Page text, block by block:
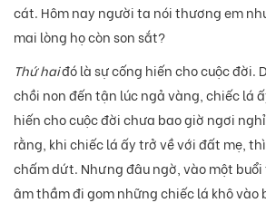
cát. Hôm nay người ta nói thương em
mai lòng họ còn son sắt?
Thứ haiđó là sự cống hiến cho cuộc đời.
chồi non đến tận lúc ngả vàng, chiếc lá
hiến cho cuộc đời chưa bao giờ ngơi
rằng, khi chiếc lá ấy trở về với đất mẹ,
chấm dứt. Nhưng đâu ngờ, vào một
âm thầm đi gom những chiếc lá khô vào